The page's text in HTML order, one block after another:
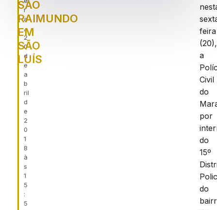
r
a
,
2
0
d
e
a
b
ril
d
e
2
0
1
8
à
s
1
5
:
5
SÃO
RAIMUNDO
EM
SÃO
LUÍS
feira
(20),
a
Civil
do
por
do
15º
do